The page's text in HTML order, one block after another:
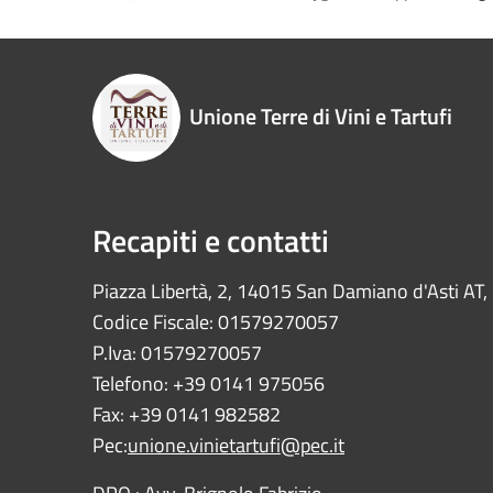
Unione Terre di Vini e Tartufi
Recapiti e contatti
Piazza Libertà, 2, 14015 San Damiano d'Asti
Codice Fiscale: 01579270057
P.Iva: 01579270057
Telefono: +39 0141 975056
Fax: +39 0141 982582
Pec:unione.vinietartufi@pec.it